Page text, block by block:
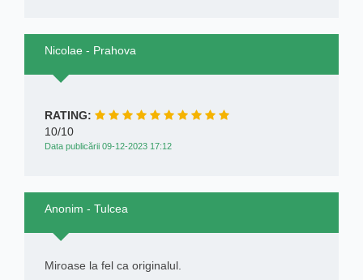
Nicolae - Prahova
RATING:
10/10
Data publicării 09-12-2023 17:12
Anonim - Tulcea
Miroase la fel ca originalul.